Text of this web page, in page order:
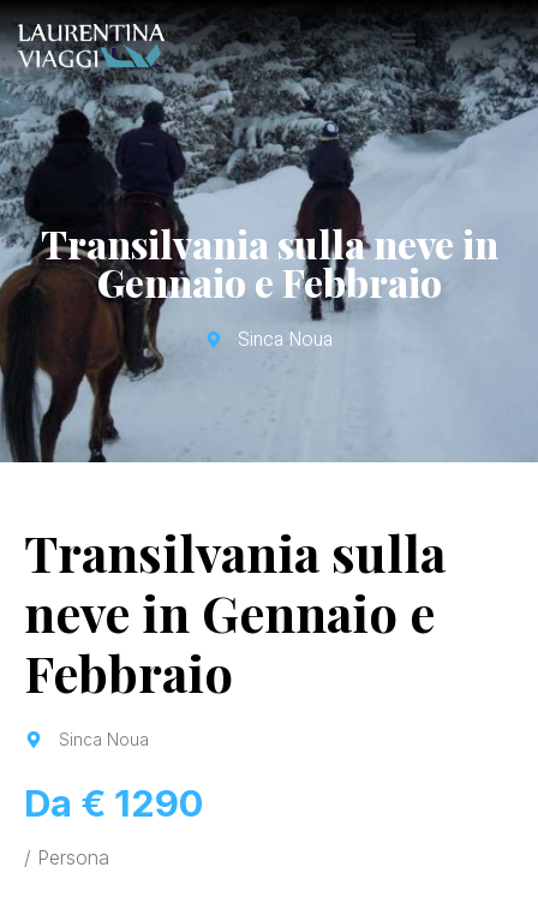
Transilvania sulla neve in
Gennaio e Febbraio
Sinca Noua
Transilvania sulla
neve in Gennaio e
Febbraio
Sinca Noua
Da € 1290
/ Persona